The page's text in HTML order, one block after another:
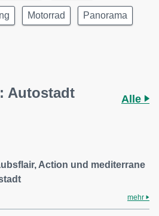
Motorrad Panorama
Autostadt
Alle
Action und mediterrane
mehr